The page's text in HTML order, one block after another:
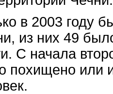
в 2003 году
из них 49
С начала
похищено или